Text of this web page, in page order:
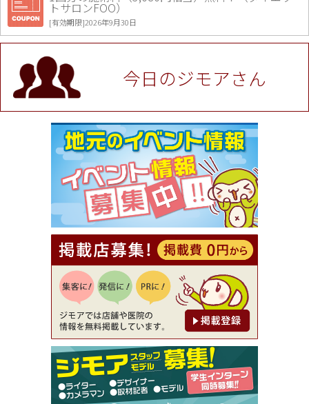
トサロンFOO）
[有効期限]2026年9月30日
値段提示後「ジモア見た」で更に買い取り金額 U
P！※チケットと新品商品は除く（大黒屋 高田馬場
駅前店）
[有効期限]2026年9月30日
★ジモア限定特典★ お会計より全品5％OFF（ナチ
ュラル＆ハンドメイドショップ［マキマキ］）
[有効期限]2026年9月30日まで
【ジモア限定①】初回割引 特価 VIO脱毛11,000円
⇒8,800円（メンズ専門ワックス脱毛サロン Mickle
（ミックル））
[有効期限]2026年9月30日
【ジモア読者特典2】コース 3,500円→3,000円（料
理5品+2時間飲み放題）（創作イタリアン Pia Cu
ore（ピアクオーレ））
[有効期限]2026年9月30日
【ジモア読者特典1】料理全品20％OFF ※18時以
降（創作イタリアン Pia Cuore（ピアクオーレ））
[有効期限]2026年9月30日
【ジモア限定②】初回割引 特価 鼻毛脱毛 半額 2,2
00円⇒1,100円（メンズ専門ワックス脱毛サロン Mi
ckle（ミックル））
[有効期限]2026年9月30日
【ジモア限定特典①】まつ毛カール 3,850円→ 2,7
50円（Premiere（プルミエール））
[有効期限]2026年9月30日
今日のジモアさん